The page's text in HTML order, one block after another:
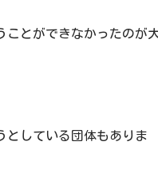
ことができなかったのが
としている団体もありま